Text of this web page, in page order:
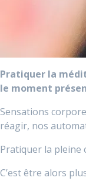
Pratiquer la
le moment
Sensations
réagir, nos
Pratiquer la pleine
C’est être alors